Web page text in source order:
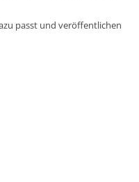
passt und veröffentlichen